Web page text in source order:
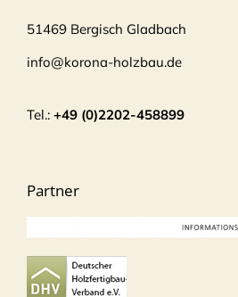
51469 Bergisch Gladbach
info@korona-holzbau.de
Tel.: +49 (0)2202-458899
Partner